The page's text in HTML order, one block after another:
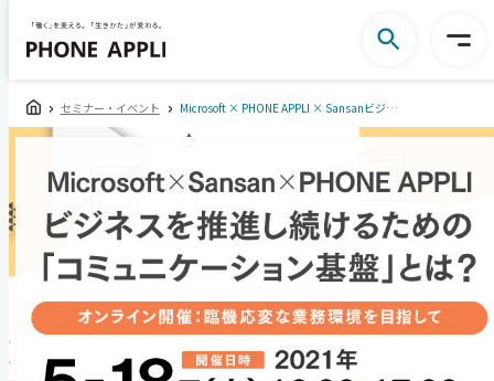
セミナー・イベント Microsoft × PHONE APPLI × Sansanビジネスを推進し続けるための「コミュニケーション基盤」とは？～臨機応変な業務環境を目指して～